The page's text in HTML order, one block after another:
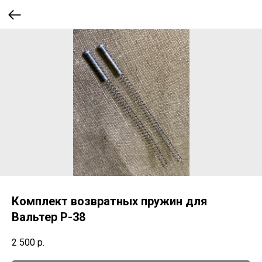
Комплект возвратных пружин для
Вальтер Р-38
2 500 р.